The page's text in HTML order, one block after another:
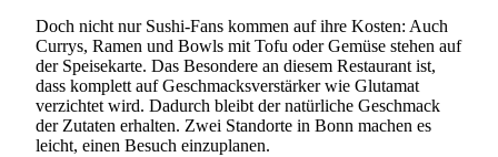
Doch nicht nur Sushi-Fans kommen auf ihre Kosten: Auch
Currys, Ramen und Bowls mit Tofu oder Gemüse stehen auf
der Speisekarte. Das Besondere an diesem Restaurant ist,
dass komplett auf Geschmacksverstärker wie Glutamat
verzichtet wird. Dadurch bleibt der natürliche Geschmack
der Zutaten erhalten. Zwei Standorte in Bonn machen es
leicht, einen Besuch einzuplanen.